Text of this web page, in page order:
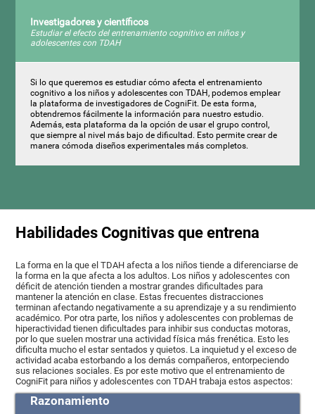
Investigadores y científicos
Estudiar el efecto del entrenamiento cognitivo en niños y
adolescentes con TDAH
Si lo que queremos es estudiar cómo afecta el entrenamiento
cognitivo a los niños y adolescentes con TDAH, podemos emplear
la plataforma de investigadores de CogniFit. De esta forma,
obtendremos fácilmente la información para nuestro estudio.
Además, esta plataforma da la opción de usar el grupo control,
que siempre al nivel más bajo de dificultad. Esto permite crear de
manera cómoda diseños experimentales más completos.
Habilidades Cognitivas que entrena
La forma en la que el TDAH afecta a los niños tiende a diferenciarse de
la forma en la que afecta a los adultos. Los niños y adolescentes con
déficit de atención tienden a mostrar grandes dificultades para
mantener la atención en clase. Estas frecuentes distracciones
terminan afectando negativamente a su aprendizaje y a su rendimiento
académico. Por otra parte, los niños y adolescentes con problemas de
hiperactividad tienen dificultades para inhibir sus conductas motoras,
por lo que suelen mostrar una actividad física más frenética. Esto les
dificulta mucho el estar sentados y quietos. La inquietud y el exceso de
actividad acaba estorbando a los demás compañeros, entorpeciendo
sus relaciones sociales. Es por este motivo que el entrenamiento de
CogniFit para niños y adolescentes con TDAH trabaja estos aspectos:
Razonamiento